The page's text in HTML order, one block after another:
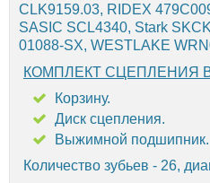
CLK9159.03, RIDEX
SASIC SCL4340, Stark
01088-SX, WESTLAKE
КОМПЛЕКТ СЦЕПЛЕНИЯ
Корзину.
Диск сцепления.
Выжимной подшипник.
Количество зубьев - 26,